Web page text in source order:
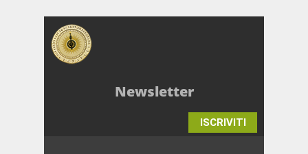
Newsletter
ISCRIVITI